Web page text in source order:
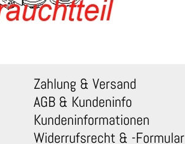
Zahlung & Versand
AGB & Kundeninfo
Kundeninformationen
Widerrufsrecht & -Formular